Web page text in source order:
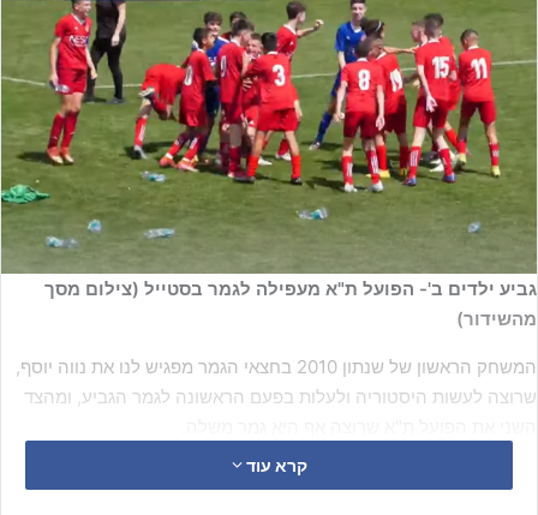
גביע ילדים ב'- הפועל ת"א מעפילה לגמר בסטייל (צילום מסך
מהשידור)
המשחק הראשון של שנתון 2010 בחצאי הגמר מפגיש לנו את נווה יוסף,
שרוצה לעשות היסטוריה ולעלות בפעם הראשונה לגמר הגביע, ומהצד
קרא עוד